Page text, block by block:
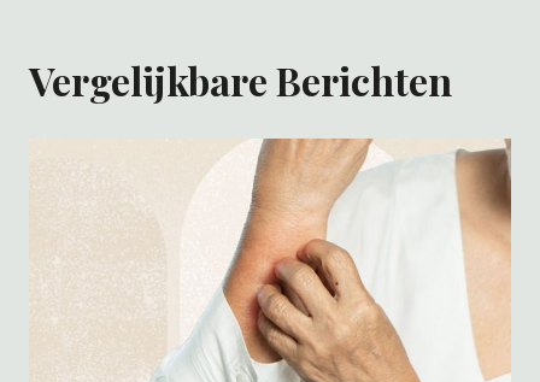
Vergelijkbare Berichten